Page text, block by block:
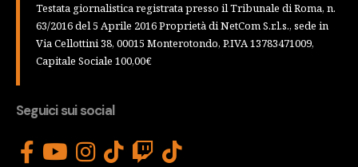
Testata giornalistica registrata presso il Tribunale di Roma, n.
63/2016 del 5 Aprile 2016 Proprietà di NetCom S.r.l.s., sede in
Via Cellottini 38, 00015 Monterotondo, P.IVA 13783471009,
Capitale Sociale 100,00€
Seguici sui social